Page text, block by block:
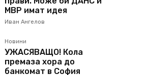
МВР имат идея
Иван Ангелов
Новини
УЖАСЯВАЩО! Кола
премаза хора до
банкомат в София